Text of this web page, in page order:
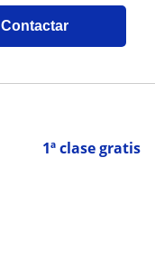
Contactar
1ª clase gratis